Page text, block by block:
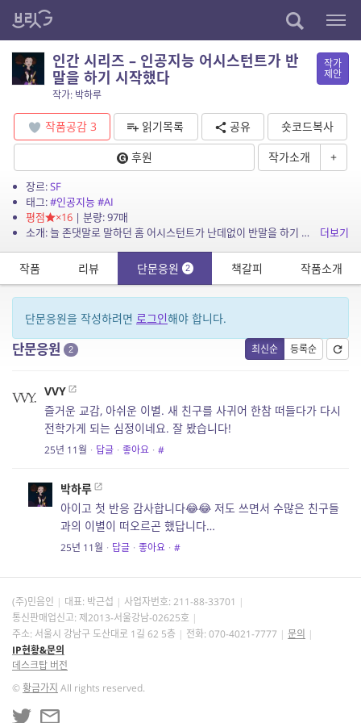
인간 시리즈 – 인공지능 어시스턴트가 반
말을 하기 시작했다
작가: 박하루
작가
제안
작품공감 3 읽기목록 공유
숏코드복사
후원
작가소개 +
장르:SF
태그:#인공지능#AI
평점
×16| 분량: 97매
소개: 늘 존댓말로 말하던 홈 어시스턴트가 난데없이 반말을 하기 시작한 이야기 그런데 인공지능이 그저 반말을 했을 뿐인데 조금 많은 것이 달라지기 시작하네요. 야심차게 준비한 인간 3부작...
더보기
작품 리뷰 단문응원 2 책갈피 작품소개
단문응원을 작성하려면 로그인해야 합니다.
최신순 등록순
단문응원 2
VVY
즐거운 교감, 아쉬운 이별. 새 친구를 사귀어 한참 떠들다가 다시
전학가게 되는 심정이네요. 잘 봤습니다!
25년 11월 · 답글 · 좋아요 · #
박하루
아이고 첫 반응 감사합니다😂😂 저도 쓰면서 수많은 친구들
과의 이별이 떠오르곤 했답니다…
25년 11월 · 답글 · 좋아요 · #
(주)민음인 대표: 박근섭 사업자번호: 211-88-33701
통신판매업신고: 제2013-서울강남-02625호
주소: 서울시 강남구 도산대로 1길 62 5층
전화: 070-4021-7777
문의
IP현황&문의
데스크탑 버전
©황금가지 All rights reserved.